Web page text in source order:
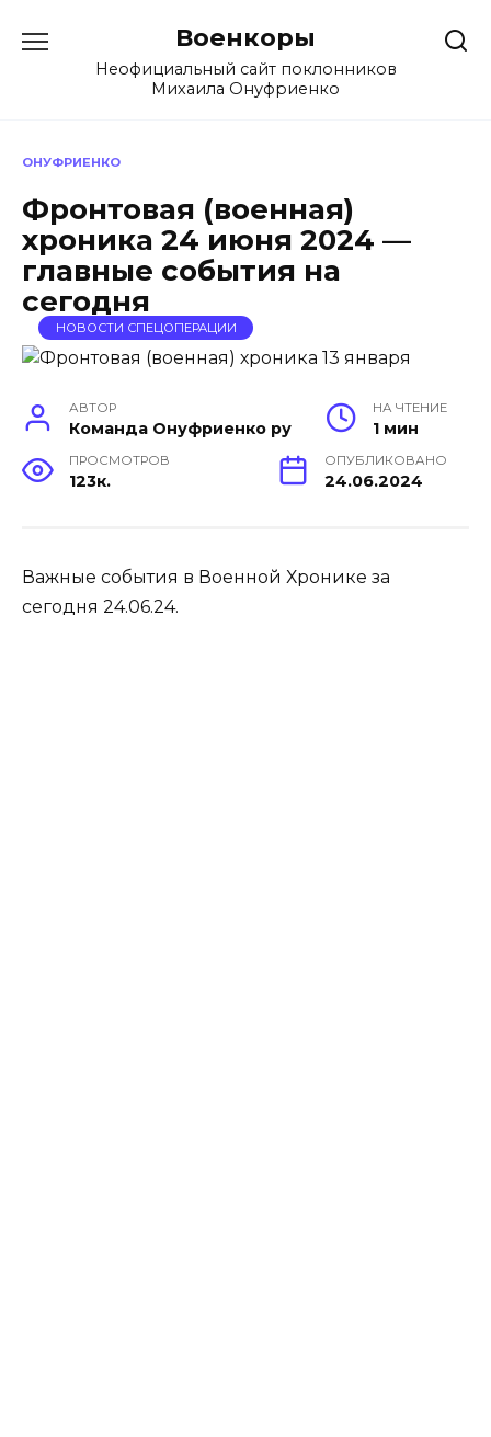
содержанию
Военкоры
Неофициальный сайт поклонников
Михаила Онуфриенко
ОНУФРИЕНКО
Фронтовая (военная)
хроника 24 июня 2024 —
главные события на
сегодня
НОВОСТИ СПЕЦОПЕРАЦИИ
АВТОР
Команда Онуфриенко ру
НА ЧТЕНИЕ
1 мин
ПРОСМОТРОВ
123к.
ОПУБЛИКОВАНО
24.06.2024
Важные события в Военной Хронике за
сегодня 24.06.24.